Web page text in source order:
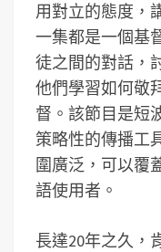
用對立的態度，
一集都是一個基
徒之間的對話，
他們學習如何敬
督。該節目是短
策略性的傳播工
圍廣泛，可以覆
語使用者。
長達20年之久，